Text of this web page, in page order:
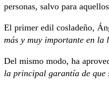
personas, salvo para
El primer edil cosladeño,
más y muy importante en la
Del mismo modo, ha
la principal garantía de que